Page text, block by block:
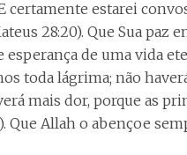
certamente estarei
28:20). Que Sua paz
de uma vida
toda lágrima; não
mais dor, porque as
Que Allah o abençoe